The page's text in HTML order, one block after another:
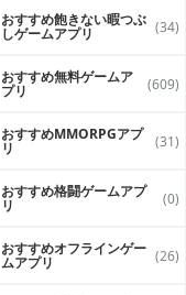
おすすめ飽きない暇つぶ
しゲームアプリ (34)
おすすめ無料ゲームア
プリ (609)
おすすめ MMORPGアプ
リ (31)
おすすめ格闘ゲームアプ
リ (0)
おすすめオフラインゲー
ムアプリ (26)